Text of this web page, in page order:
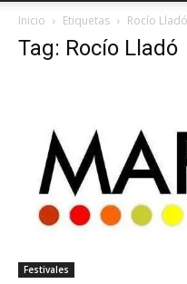
Inicio Etiquetas Rocío Lladó
Tag: Rocío Lladó
Festivales